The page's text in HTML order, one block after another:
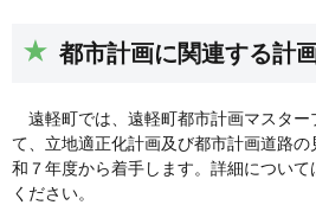
都市計画に関連する計
遠軽町では、遠軽町都市計画マスター
て、立地適正化計画及び都市計画道路
和７年度から着手します。詳細につい
ください。